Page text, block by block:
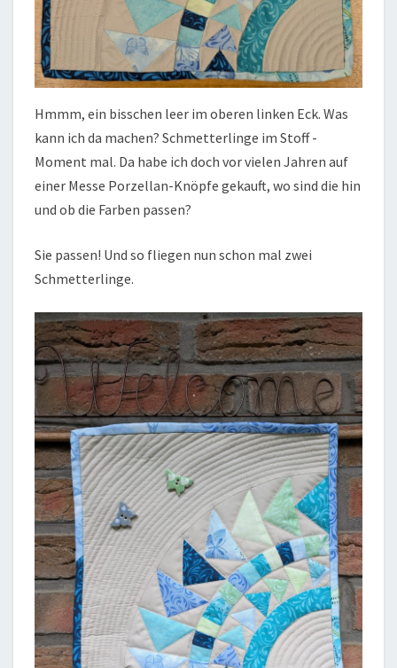
Hmmm, ein bisschen leer im oberen linken Eck. Was
kann ich da machen? Schmetterlinge im Stoff -
Moment mal. Da habe ich doch vor vielen Jahren auf
einer Messe Porzellan-Knöpfe gekauft, wo sind die hin
und ob die Farben passen?
Sie passen! Und so fliegen nun schon mal zwei
Schmetterlinge.